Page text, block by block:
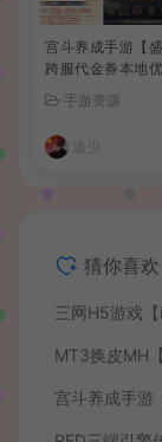
宫斗养成手游【
跨服代金券本地
整理单机一键即
手工服务端+CDK
+安卓+详细搭建
手游资源
波少
猜你喜欢